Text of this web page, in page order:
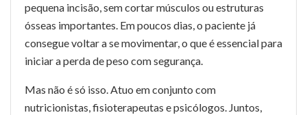
pequena incisão, sem cortar músculos ou estruturas
ósseas importantes. Em poucos dias, o paciente já
consegue voltar a se movimentar, o que é essencial para
iniciar a perda de peso com segurança.
Mas não é só isso. Atuo em conjunto com
nutricionistas, fisioterapeutas e psicólogos. Juntos,